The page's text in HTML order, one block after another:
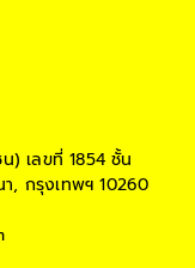
) เลขที่ 1854 ชั้น
า, กรุงเทพฯ 10260